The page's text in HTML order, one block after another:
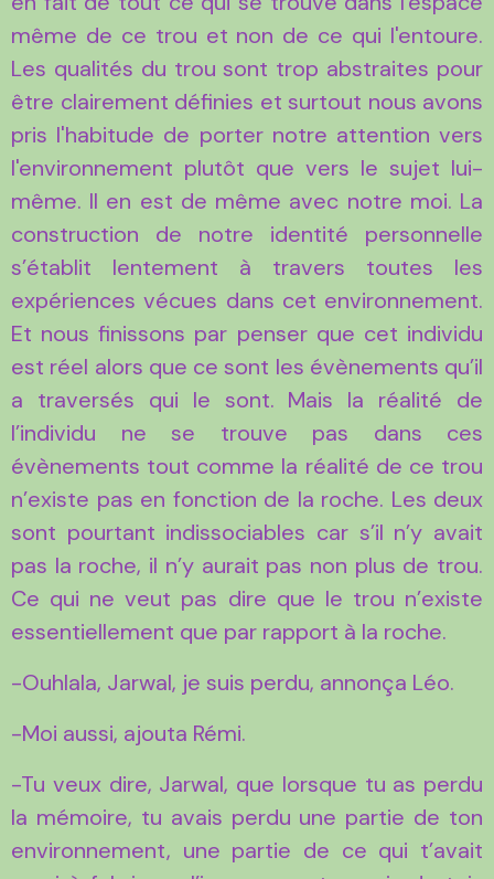
même de ce trou et non de ce qui l'entoure.
Les qualités du trou sont trop abstraites pour
être clairement définies et surtout nous avons
pris l'habitude de porter notre attention vers
l'environnement plutôt que vers le sujet lui-
même. Il en est de même avec notre moi. La
construction de notre identité personnelle
s’établit lentement à travers toutes les
expériences vécues dans cet environnement.
Et nous finissons par penser que cet individu
est réel alors que ce sont les évènements qu’il
a traversés qui le sont. Mais la réalité de
l’individu ne se trouve pas dans ces
évènements tout comme la réalité de ce trou
n’existe pas en fonction de la roche. Les deux
sont pourtant indissociables car s’il n’y avait
pas la roche, il n’y aurait pas non plus de trou.
Ce qui ne veut pas dire que le trou n’existe
essentiellement que par rapport à la roche.
-Ouhlala, Jarwal, je suis perdu, annonça Léo.
-Moi aussi, ajouta Rémi.
-Tu veux dire, Jarwal, que lorsque tu as perdu
la mémoire, tu avais perdu une partie de ton
environnement, une partie de ce qui t’avait